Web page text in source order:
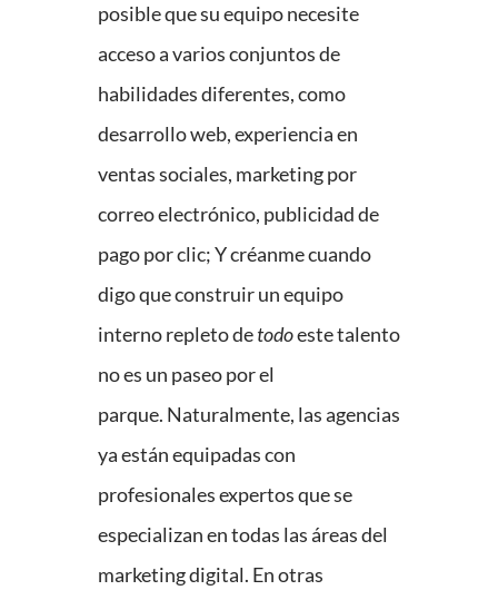
posible que su equipo necesite
acceso a varios conjuntos de
habilidades diferentes, como
desarrollo web, experiencia en
ventas sociales, marketing por
correo electrónico, publicidad de
pago por clic; Y créanme cuando
digo que construir un equipo
interno repleto detodoeste talento
no es un paseo por el
parque. Naturalmente, las agencias
ya están equipadas con
profesionales expertos que se
especializan en todas las áreas del
marketing digital. En otras